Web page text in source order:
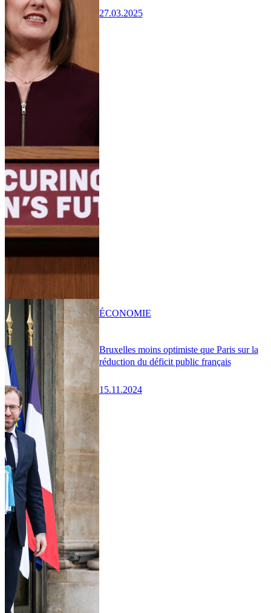
27.03.2025
Bruxelles moins optimiste que Paris sur la
réduction du déficit public français
15.11.2024
ÉCONOMIE